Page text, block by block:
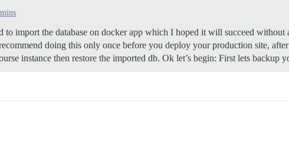
import the database on docker app which I hoped it will succeed without
doing this only once before you deploy your production site,
instance then restore the imported db. Ok let’s begin: First lets backup